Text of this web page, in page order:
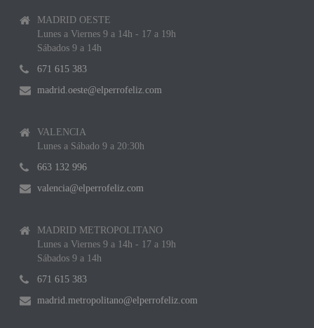
MADRID OESTE
Lunes a Viernes 9 a 14h - 17 a 19h
Sábados 9 a 14h
671 615 383
madrid.oeste@elperrofeliz.com
VALENCIA
Lunes a Sábado 9 a 20:30h
663 132 996
valencia@elperrofeliz.com
MADRID METROPOLITANO
Lunes a Viernes 9 a 14h - 17 a 19h
Sábados 9 a 14h
671 615 383
madrid.metropolitano@elperrofeliz.com